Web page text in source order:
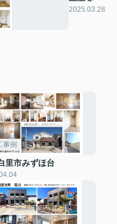
2025.03.28
事例
里市みずほ台